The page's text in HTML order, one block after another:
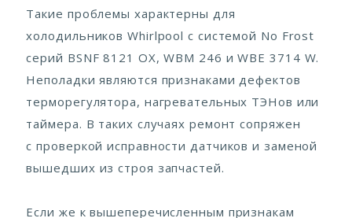
Такие проблемы характерны для
холодильников Whirlpool с системой No Frost
серий BSNF 8121 OX, WBM 246 и WBE 3714 W.
Неполадки являются признаками дефектов
терморегулятора, нагревательных ТЭНов или
таймера. В таких случаях ремонт сопряжен
с проверкой исправности датчиков и заменой
вышедших из строя запчастей.
Если же к вышеперечисленным признакам